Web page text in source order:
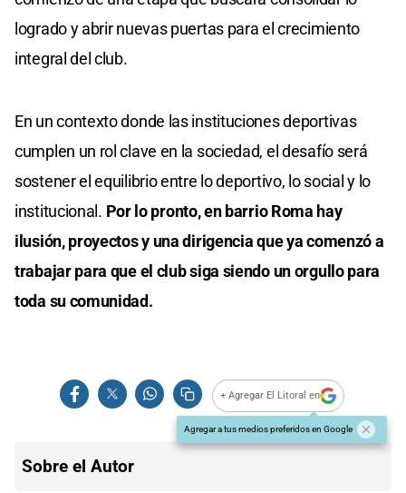
logrado y abrir nuevas puertas para el crecimiento
integral del club.
En un contexto donde las instituciones deportivas
cumplen un rol clave en la sociedad, el desafío será
sostener el equilibrio entre lo deportivo, lo social y lo
institucional. Por lo pronto, en barrio Roma hay
ilusión, proyectos y una dirigencia que ya comenzó a
trabajar para que el club siga siendo un orgullo para
toda su comunidad.
+ Agregar El Litoral en
Agregar a tus medios preferidos en Google
Sobre el Autor